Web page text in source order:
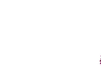
Подходит для уборки пыли
также для уборки пыли в